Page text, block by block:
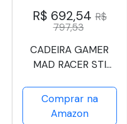
R$ 692,54R$
797,53
CADEIRA GAMER
MAD RACER STI
VERMELHA –
MRSTIR10VL –
Comprar na
Amazon